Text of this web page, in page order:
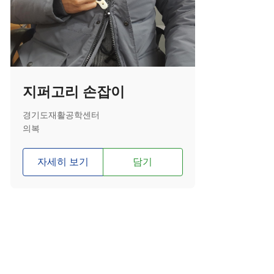
지퍼고리 손잡이
경기도재활공학센터
의복
자세히 보기 담기